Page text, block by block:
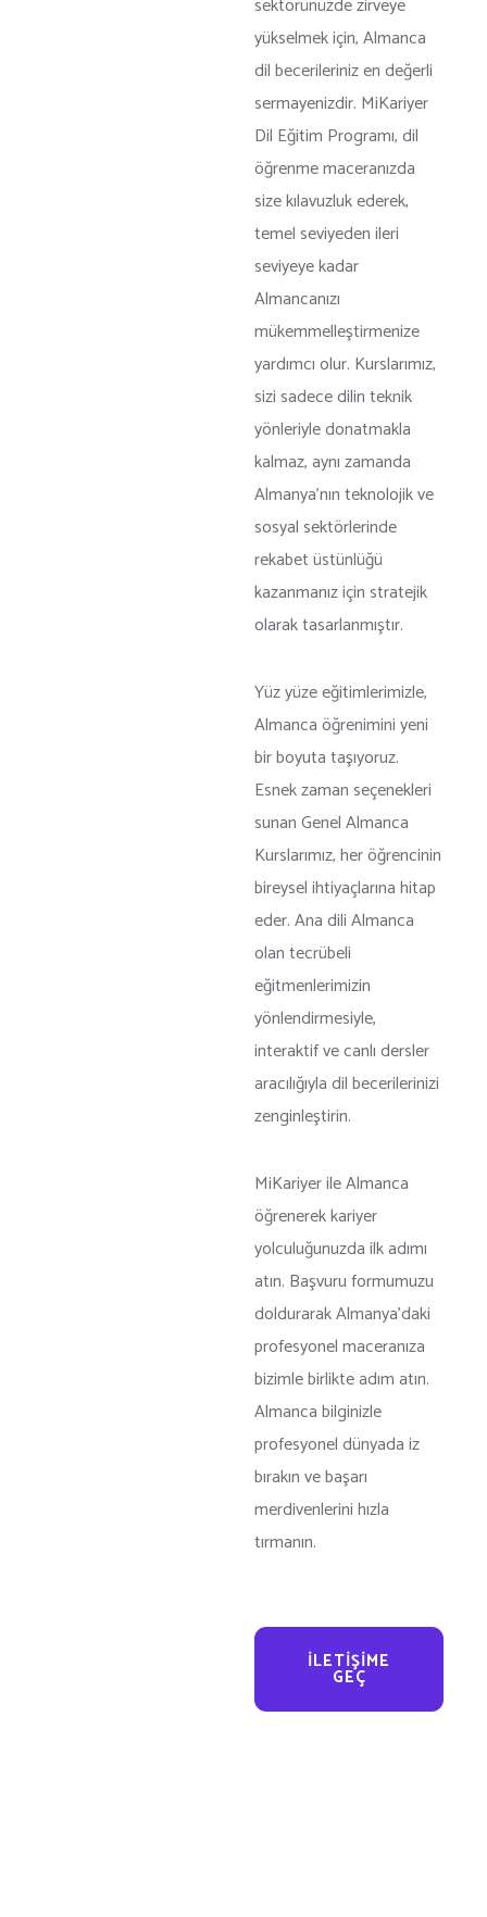
sektörünüzde zirveye
yükselmek için, Almanca
dil becerileriniz en değerli
sermayenizdir. MiKariyer
Dil Eğitim Programı, dil
öğrenme maceranızda
size kılavuzluk ederek,
temel seviyeden ileri
seviyeye kadar
Almancanızı
mükemmelleştirmenize
yardımcı olur. Kurslarımız,
sizi sadece dilin teknik
yönleriyle donatmakla
kalmaz, aynı zamanda
Almanya’nın teknolojik ve
sosyal sektörlerinde
rekabet üstünlüğü
kazanmanız için stratejik
olarak tasarlanmıştır.
Yüz yüze eğitimlerimizle,
Almanca öğrenimini yeni
bir boyuta taşıyoruz.
Esnek zaman seçenekleri
sunan Genel Almanca
Kurslarımız, her öğrencinin
bireysel ihtiyaçlarına hitap
eder. Ana dili Almanca
olan tecrübeli
eğitmenlerimizin
yönlendirmesiyle,
interaktif ve canlı dersler
aracılığıyla dil becerilerinizi
zenginleştirin.
MiKariyer ile Almanca
öğrenerek kariyer
yolculuğunuzda ilk adımı
atın. Başvuru formumuzu
doldurarak Almanya’daki
profesyonel maceranıza
bizimle birlikte adım atın.
Almanca bilginizle
profesyonel dünyada iz
bırakın ve başarı
merdivenlerini hızla
tırmanın.
İLETIŞIME
GEÇ